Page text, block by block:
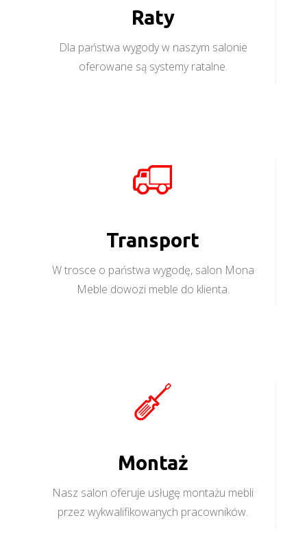
Raty
Dla państwa wygody w naszym salonie
oferowane są systemy ratalne.
Transport
W trosce o państwa wygodę, salon Mona
Meble dowozi meble do klienta.
Montaż
Nasz salon oferuje usługę montażu mebli
przez wykwalifikowanych pracowników.